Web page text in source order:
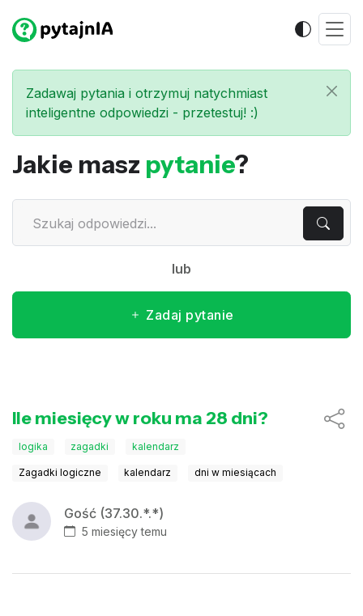
Zadawaj pytania i otrzymuj natychmiast
inteligentne odpowiedzi - przetestuj! :)
Jakie masz pytanie?
lub
Zadaj pytanie
Ile miesięcy w roku ma 28 dni?
logika zagadki kalendarz
Zagadki logiczne kalendarz dni w miesiącach
Gość (37.30.*.*)
5 miesięcy temu